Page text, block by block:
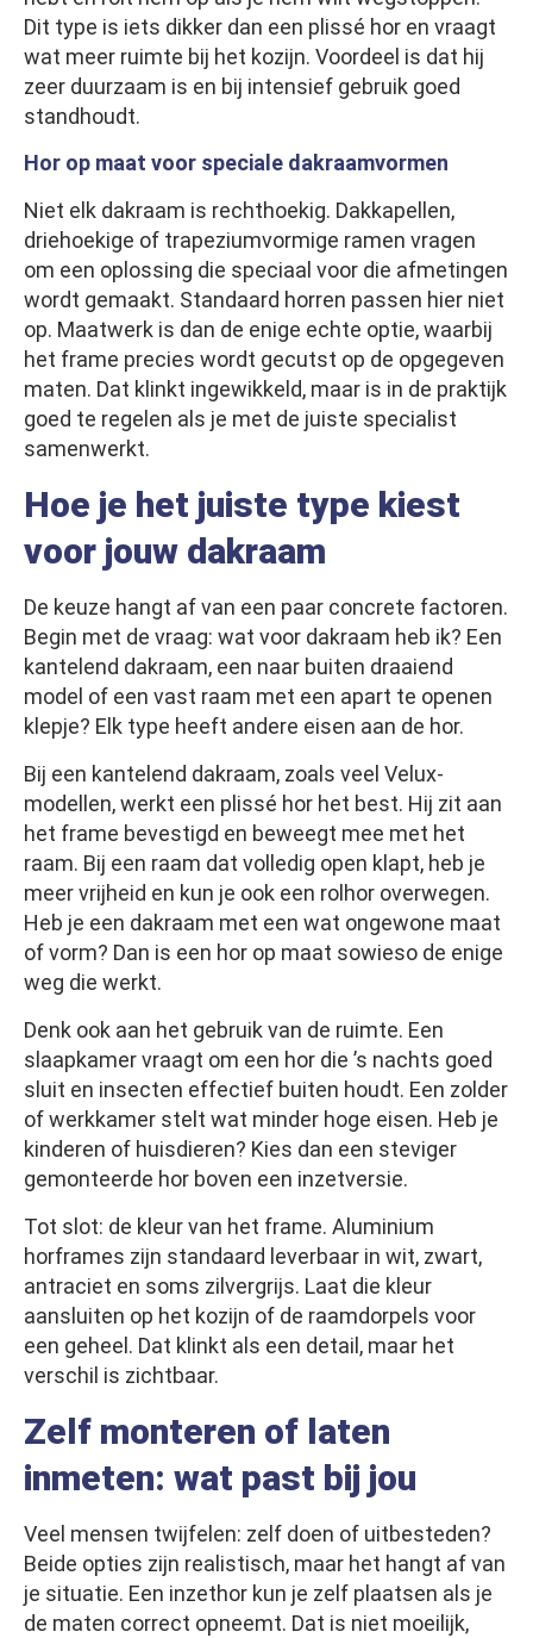
Dit type is iets dikker dan een plissé hor en vraagt
wat meer ruimte bij het kozijn. Voordeel is dat hij
zeer duurzaam is en bij intensief gebruik goed
standhoudt.
Hor op maat voor speciale dakraamvormen
Niet elk dakraam is rechthoekig. Dakkapellen,
driehoekige of trapeziumvormige ramen vragen
om een oplossing die speciaal voor die afmetingen
wordt gemaakt. Standaard horren passen hier niet
op. Maatwerk is dan de enige echte optie, waarbij
het frame precies wordt gecutst op de opgegeven
maten. Dat klinkt ingewikkeld, maar is in de praktijk
goed te regelen als je met de juiste specialist
samenwerkt.
Hoe je het juiste type kiest
voor jouw dakraam
De keuze hangt af van een paar concrete factoren.
Begin met de vraag: wat voor dakraam heb ik? Een
kantelend dakraam, een naar buiten draaiend
model of een vast raam met een apart te openen
klepje? Elk type heeft andere eisen aan de hor.
Bij een kantelend dakraam, zoals veel Velux-
modellen, werkt een plissé hor het best. Hij zit aan
het frame bevestigd en beweegt mee met het
raam. Bij een raam dat volledig open klapt, heb je
meer vrijheid en kun je ook een rolhor overwegen.
Heb je een dakraam met een wat ongewone maat
of vorm? Dan is een hor op maat sowieso de enige
weg die werkt.
Denk ook aan het gebruik van de ruimte. Een
slaapkamer vraagt om een hor die ’s nachts goed
sluit en insecten effectief buiten houdt. Een zolder
of werkkamer stelt wat minder hoge eisen. Heb je
kinderen of huisdieren? Kies dan een steviger
gemonteerde hor boven een inzetversie.
Tot slot: de kleur van het frame. Aluminium
horframes zijn standaard leverbaar in wit, zwart,
antraciet en soms zilvergrijs. Laat die kleur
aansluiten op het kozijn of de raamdorpels voor
een geheel. Dat klinkt als een detail, maar het
verschil is zichtbaar.
Zelf monteren of laten
inmeten: wat past bij jou
Veel mensen twijfelen: zelf doen of uitbesteden?
Beide opties zijn realistisch, maar het hangt af van
je situatie. Een inzethor kun je zelf plaatsen als je
de maten correct opneemt. Dat is niet moeilijk,